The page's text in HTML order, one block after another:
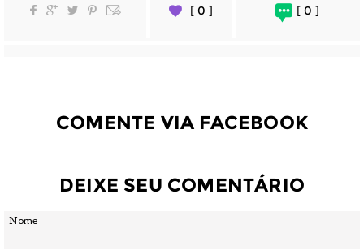
[ 0 ]
[ 0 ]
COMENTE VIA FACEBOOK
DEIXE SEU COMENTÁRIO